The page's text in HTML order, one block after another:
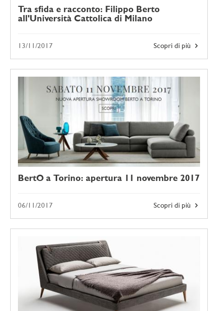
Tra sfida e racconto: Filippo Berto
all'Università Cattolica di Milano
Scopri di più
13/11/2017
BertO a Torino: apertura 11 novembre 2017
Scopri di più
06/11/2017